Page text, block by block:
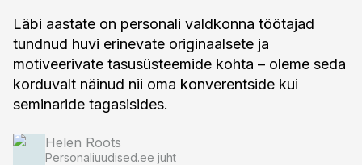
Läbi aastate on personali valdkonna töötajad
tundnud huvi erinevate originaalsete ja
motiveerivate tasusüsteemide kohta – oleme seda
korduvalt näinud nii oma konverentside kui
seminaride tagasisides.
Helen Roots
Personaliuudised.ee juht